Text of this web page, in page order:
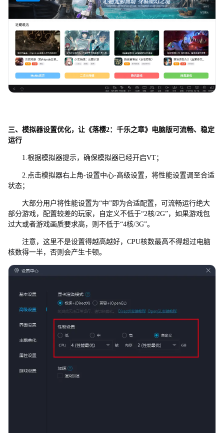
三、模拟器设置优化，让《落樱2：千乐之章》电脑版可流畅、稳定
运行
1.根据模拟器提示，确保模拟器已经开启VT；
2.点击模拟器右上角-设置中心-高级设置，将性能设置调至合适
状态；
大部分用户将性能设置为“中”即为合适配置，可流畅运行绝大
部分游戏，配置较差的玩家，自定义不低于“2核/2G”，如果游戏包
过大或者游戏画质要求高，则不低于“4核/3G”。
注意，这里不是设置得越高越好，CPU核数最高不得超过电脑
核数得一半，否则会产生卡顿。